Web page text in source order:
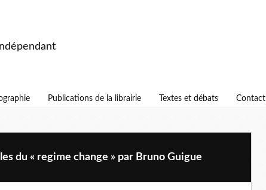
Publications de la librairie Textes et débats Contact
du « regime change » par Bruno Guigue